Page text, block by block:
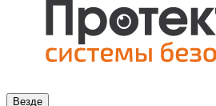
Везде